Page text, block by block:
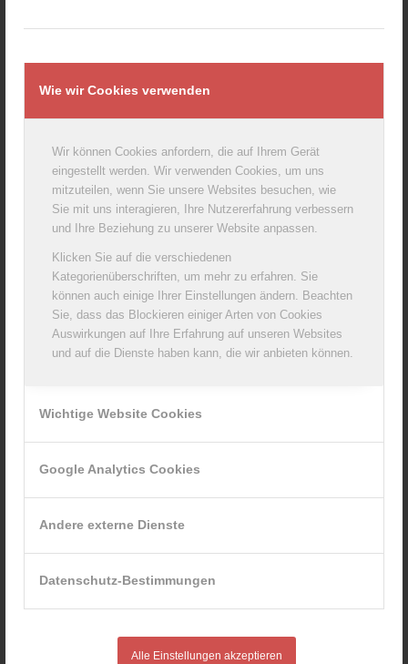
Wie wir Cookies verwenden
Wir können Cookies anfordern, die auf Ihrem Gerät
eingestellt werden. Wir verwenden Cookies, um uns
mitzuteilen, wenn Sie unsere Websites besuchen, wie
Sie mit uns interagieren, Ihre Nutzererfahrung verbessern
und Ihre Beziehung zu unserer Website anpassen.
Klicken Sie auf die verschiedenen
Kategorienüberschriften, um mehr zu erfahren. Sie
können auch einige Ihrer Einstellungen ändern. Beachten
Sie, dass das Blockieren einiger Arten von Cookies
Auswirkungen auf Ihre Erfahrung auf unseren Websites
und auf die Dienste haben kann, die wir anbieten können.
Wichtige Website Cookies
Google Analytics Cookies
Andere externe Dienste
Datenschutz-Bestimmungen
Alle Einstellungen akzeptieren